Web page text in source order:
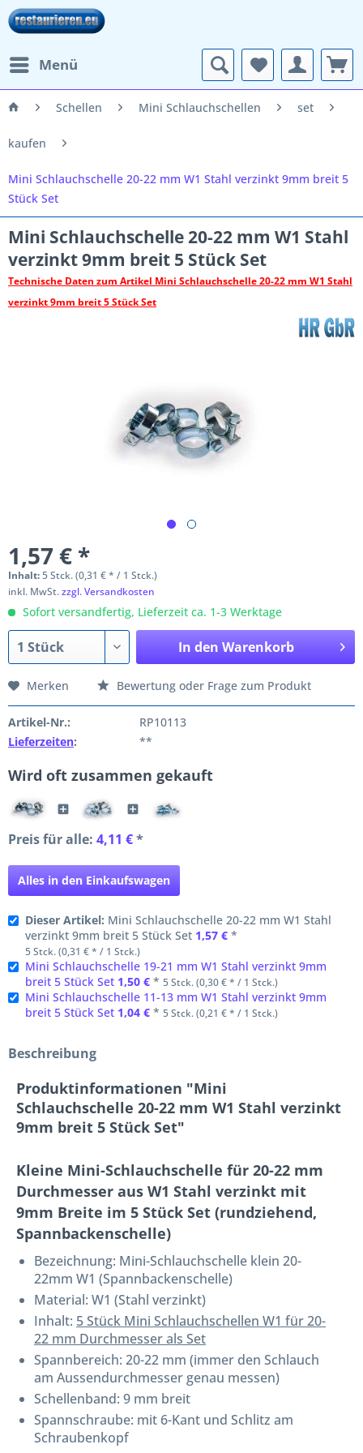
Menü
Schellen Mini Schlauchschellen set
kaufen
Mini Schlauchschelle 20-22 mm W1 Stahl verzinkt 9mm breit 5
Stück Set
Mini Schlauchschelle 20-22 mm W1 Stahl
verzinkt 9mm breit 5 Stück Set
Technische Daten zum Artikel Mini Schlauchschelle 20-22 mm W1 Stahl
verzinkt 9mm breit 5 Stück Set
1,57 € *
Inhalt:5 Stck. (0,31 € * / 1 Stck.)
inkl. MwSt.zzgl. Versandkosten
Sofort versandfertig, Lieferzeit ca. 1-3 Werktage
In den Warenkorb
Merken Bewertung oder Frage zum Produkt
Artikel-Nr.:
RP10113
Lieferzeiten: **
Wird oft zusammen gekauft
Preis für alle: 4,11 €*
Alles in den Einkaufswagen
Dieser Artikel: Mini Schlauchschelle 20-22 mm W1 Stahl
verzinkt 9mm breit 5 Stück Set 1,57 € *
5 Stck. (0,31 € * / 1 Stck.)
Mini Schlauchschelle 19-21 mm W1 Stahl verzinkt 9mm
breit 5 Stück Set 1,50 € * 5 Stck. (0,30 € * / 1 Stck.)
Mini Schlauchschelle 11-13 mm W1 Stahl verzinkt 9mm
breit 5 Stück Set 1,04 € * 5 Stck. (0,21 € * / 1 Stck.)
Beschreibung
Produktinformationen "Mini
Schlauchschelle 20-22 mm W1 Stahl verzinkt
9mm breit 5 Stück Set"
Kleine Mini-Schlauchschelle für 20-22 mm
Durchmesser aus W1 Stahl verzinkt mit
9mm Breite im 5 Stück Set (rundziehend,
Spannbackenschelle)
Bezeichnung: Mini-Schlauchschelle klein 20-
22mm W1 (Spannbackenschelle)
Material: W1 (Stahl verzinkt)
Inhalt: 5 Stück Mini Schlauchschellen W1 für 20-
22 mm Durchmesser als Set
Spannbereich: 20-22 mm (immer den Schlauch
am Aussendurchmesser genau messen)
Schellenband: 9 mm breit
Spannschraube: mit 6-Kant und Schlitz am
Schraubenkopf